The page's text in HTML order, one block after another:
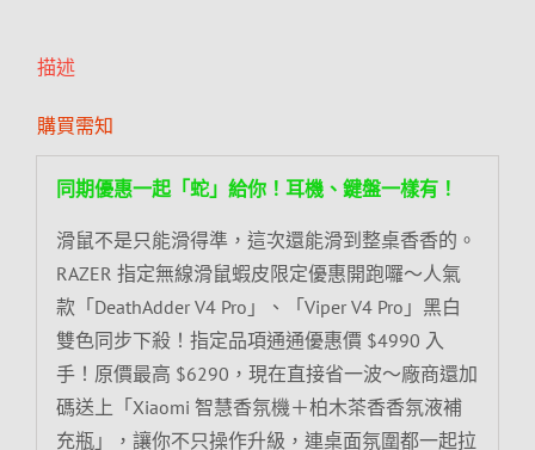
描述
購買需知
同期優惠一起「蛇」給你！耳機、鍵盤一樣有！
滑鼠不是只能滑得準，這次還能滑到整桌香香的。
RAZER 指定無線滑鼠蝦皮限定優惠開跑囉～人氣
款「DeathAdder V4 Pro」、「Viper V4 Pro」黑白
雙色同步下殺！指定品項通通優惠價 $4990 入
手！原價最高 $6290，現在直接省一波～廠商還加
碼送上「Xiaomi 智慧香氛機＋柏木茶香香氛液補
充瓶」，讓你不只操作升級，連桌面氛圍都一起拉